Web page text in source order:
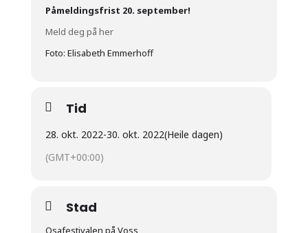
Påmeldingsfrist 20. september!
Meld deg på her
Foto: Elisabeth Emmerhoff
Tid
28. okt. 2022-30. okt. 2022(Heile dagen)
(GMT+00:00)
Stad
Osafestivalen på Voss